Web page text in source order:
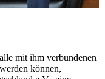
mit ihm verbundenen
können,